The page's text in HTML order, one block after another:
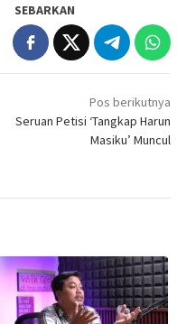
SEBARKAN
Pos berikutnya
Seruan Petisi ‘Tangkap Harun
Masiku’ Muncul